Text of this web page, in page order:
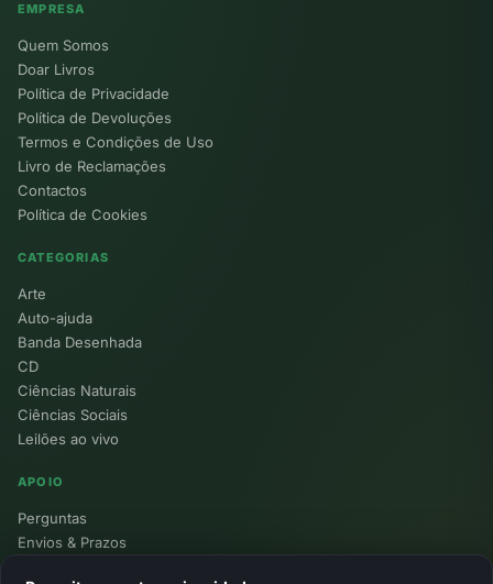
EMPRESA
Quem Somos
Doar Livros
Política de Privacidade
Política de Devoluções
Termos e Condições de Uso
Livro de Reclamações
Contactos
Política de Cookies
CATEGORIAS
Arte
Auto-ajuda
Banda Desenhada
CD
Ciências Naturais
Ciências Sociais
Leilões ao vivo
APOIO
Perguntas
Envios & Prazos